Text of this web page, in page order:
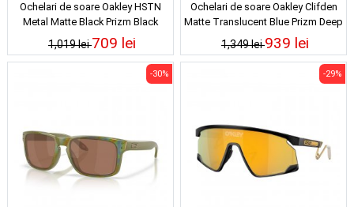
Ochelari de soare Oakley HSTN
Metal Matte Black Prizm Black
1,019 lei709 lei
Ochelari de soare Oakley Clifden
Matte Translucent Blue Prizm Deep
Water Polarized
1,349 lei939 lei
-30% -29%